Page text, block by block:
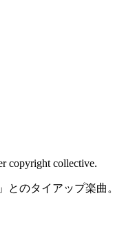
copyright collective.
とのタイアップ楽曲。